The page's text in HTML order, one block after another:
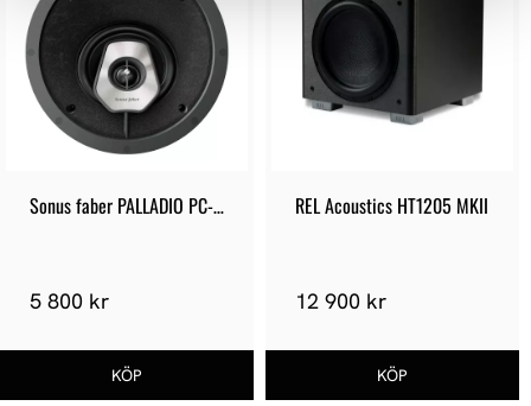
Sonus faber PALLADIO PC-
5 800 kr
REL Acoustics HT1205 MKII
12 900 kr